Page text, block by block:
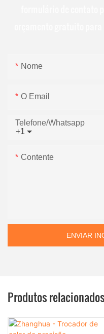
Nome
O Email
+1
Telefone/whatsapp
Contente
ENVIAR
Produtos